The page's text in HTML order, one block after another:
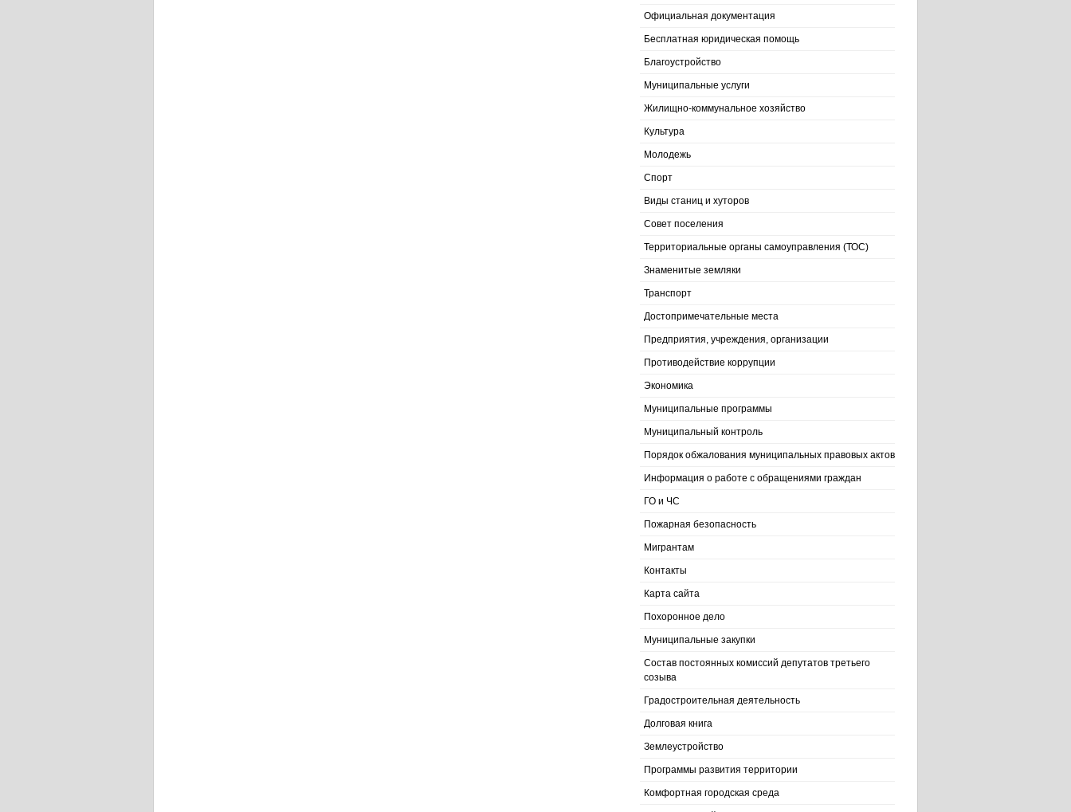
Официальная документация
Бесплатная юридическая помощь
Благоустройство
Муниципальные услуги
Жилищно-коммунальное хозяйство
Культура
Молодежь
Спорт
Виды станиц и хуторов
Совет поселения
Территориальные органы самоуправления (ТОС)
Знаменитые земляки
Транспорт
Достопримечательные места
Предприятия, учреждения, организации
Противодействие коррупции
Экономика
Муниципальные программы
Муниципальный контроль
Порядок обжалования муниципальных правовых актов
Информация о работе с обращениями граждан
ГО и ЧС
Пожарная безопасность
Мигрантам
Контакты
Карта сайта
Похоронное дело
Муниципальные закупки
Состав постоянных комиссий депутатов третьего
созыва
Градостроительная деятельность
Долговая книга
Землеустройство
Программы развития территории
Комфортная городская среда